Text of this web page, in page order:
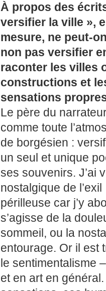
À propos des
versifier la ville »,
mesure, ne peut-
non pas versifier
raconter les villes
constructions et
sensations
Le père du
comme toute
de borgésien :
un seul et unique
ses souvenirs. J’ai
nostalgique de
périlleuse car j’y
s’agisse de la
sommeil, ou la
entourage. Or il est
le sentimentalisme
et en art en